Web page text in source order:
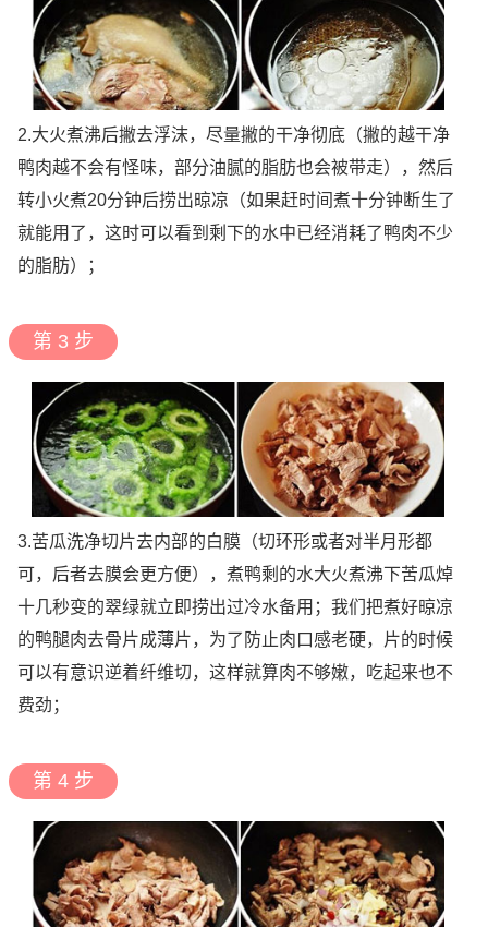
2.大火煮沸后撇去浮沫，尽量撇的干净彻底（撇的越干净
鸭肉越不会有怪味，部分油腻的脂肪也会被带走），然后
转小火煮20分钟后捞出晾凉（如果赶时间煮十分钟断生了
就能用了，这时可以看到剩下的水中已经消耗了鸭肉不少
的脂肪）；
第 3 步
3.苦瓜洗净切片去内部的白膜（切环形或者对半月形都
可，后者去膜会更方便），煮鸭剩的水大火煮沸下苦瓜焯
十几秒变的翠绿就立即捞出过冷水备用；我们把煮好晾凉
的鸭腿肉去骨片成薄片，为了防止肉口感老硬，片的时候
可以有意识逆着纤维切，这样就算肉不够嫩，吃起来也不
费劲；
第 4 步